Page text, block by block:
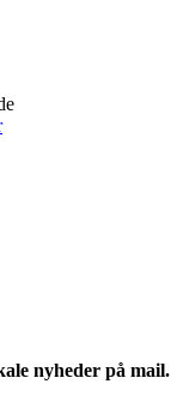
nyheder på mail.